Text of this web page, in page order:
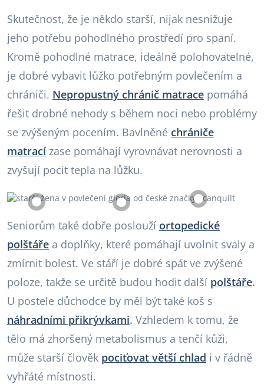
Skutečnost, že je někdo starší, nijak nesnižuje
jeho potřebu pohodlného prostředí pro spaní.
Kromě pohodlné matrace, ideálně polohovatelné,
je dobré vybavit lůžko potřebným povlečením a
chrániči. Nepropustný chránič matrace pomáhá
řešit drobné nehody s během noci nebo problémy
se zvýšeným pocením. Bavlněné chrániče
matracízase pomáhají vyrovnávat nerovnosti a
zvyšují pocit tepla na lůžku.
Seniorům také dobře poslouží ortopedické
polštáře a doplňky, které pomáhají uvolnit svaly a
zmírnit bolest. Ve stáří je dobré spát ve zvýšené
poloze, takže se určitě budou hodit další polštáře.
U postele důchodce by měl být také koš s
náhradními přikrývkami. Vzhledem k tomu, že
tělo má zhoršený metabolismus a tenčí kůži,
může starší člověk pociťovat větší chlad i v řádně
vyhřáté místnosti.